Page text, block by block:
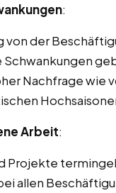
:
von der
Schwankungen
Nachfrage wie
Arbeit:
Projekte
allen